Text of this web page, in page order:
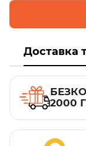
Доставка
2000